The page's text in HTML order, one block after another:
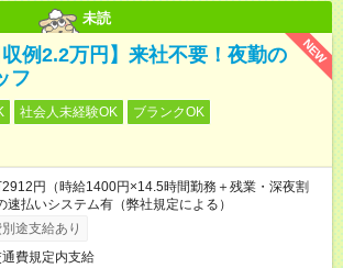
未読
NEW
収例2.2万円】来社不要！夜勤の
フ
社会人未経験OK
ブランクOK
2912円（時給1400円×14.5時間勤務＋残業・深夜割
速払いシステム有（弊社規定による）
途支給あり
費規定内支給